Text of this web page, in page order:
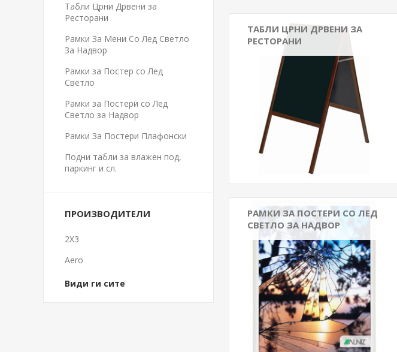
ТАБЛИ ЦРНИ ДРВЕНИ ЗА
РЕСТОРАНИ
РАМКИ ЗА ПОСТЕРИ СО ЛЕД
СВЕТЛО ЗА НАДВОР
Табли Црни Дрвени за
Ресторани
Рамки За Мени Со Лед Светло
За Надвор
Рамки за Постер со Лед
Светло
Рамки за Постери со Лед
Светло за Надвор
Рамки За Постери Плафонски
Подни табли за влажен под,
паркинг и сл.
ПРОИЗВОДИТЕЛИ
2X3
Aero
Види ги сите